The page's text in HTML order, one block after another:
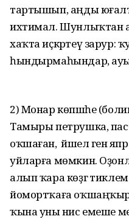
тартышып, аңды
ихтимал. Шунлыҡтан
хаҡта иҫкәртеү зарур:
һындырмаһындар,
2) Монар көпшәһе
Тамыры петрушка,
оҡшаған, ә йәшел генә
уйларға мөмкин.
алып ҡара көҙгә тиклем
йомортҡаға
ҡына уны әнис емеше